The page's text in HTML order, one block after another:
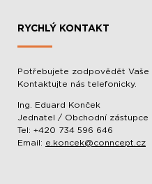
RYCHLÝ KONTAKT
Potřebujete zodpovědět Vaše
Kontaktujte nás telefonicky.
Ing. Eduard Konček
Jednatel / Obchodní zástupce
Tel: +420 734 596 646
Email: e.koncek@conncept.cz